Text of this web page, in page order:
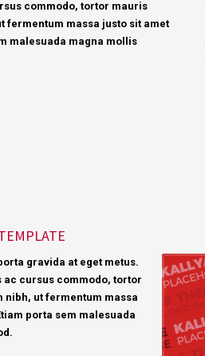
commodo, tortor mauris
fermentum massa justo sit amet
malesuada magna mollis
gravida at eget metus.
ac cursus commodo, tortor
nibh, ut fermentum massa
porta sem malesuada